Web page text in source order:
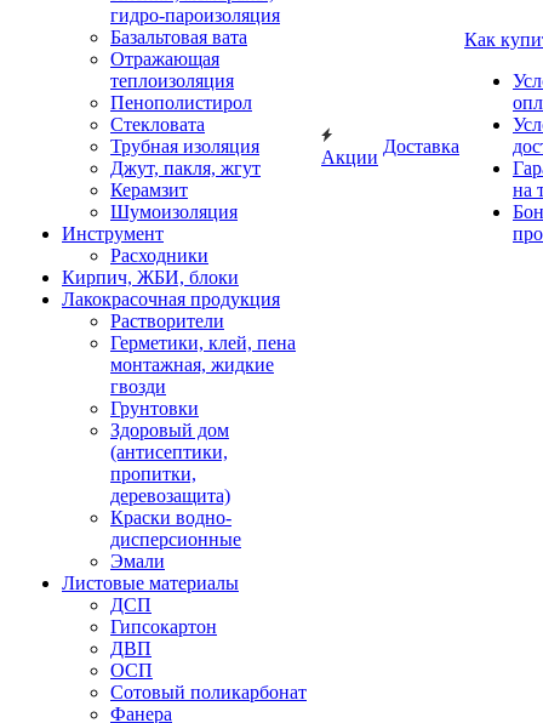
гидро-пароизоляция
Базальтовая вата
Отражающая
теплоизоляция
Пенополистирол
Стекловата
Трубная изоляция
Джут, пакля, жгут
Керамзит
Шумоизоляция
Инструмент
Расходники
Кирпич, ЖБИ, блоки
Лакокрасочная продукция
Растворители
Герметики, клей, пена
монтажная, жидкие
гвозди
Грунтовки
Здоровый дом
(антисептики,
пропитки,
деревозащита)
Краски водно-
дисперсионные
Эмали
Листовые материалы
ДСП
Гипсокартон
ДВП
ОСП
Сотовый поликарбонат
Фанера
Акции
Доставка
Как
на